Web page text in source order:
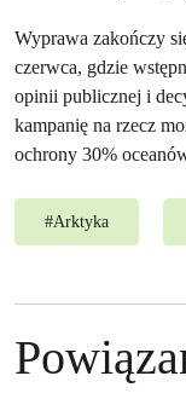
Wyprawa zakończy
czerwca, gdzie
opinii publicznej i
kampanię na rzecz
ochrony 30%
#Arktyka